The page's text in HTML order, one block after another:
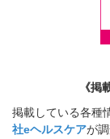
《掲
掲載している各種
社eヘルスケアが